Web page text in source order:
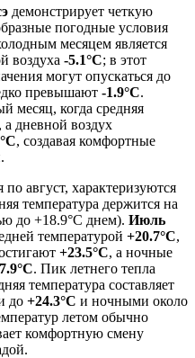
демонстрирует четкую
погодные условия
месяцем является
воздуха -5.1°C; в этот
могут опускаться до
превышают -1.9°C.
месяц, когда средняя
, а дневной воздух
, создавая комфортные
по август, характеризуются
температура держится на
до +18.9°C днем). Июль
температурой +20.7°C,
+23.5°C, а ночные
. Пик летнего тепла
температура составляет
до +24.3°C и ночными около
летом обычно
комфортную смену